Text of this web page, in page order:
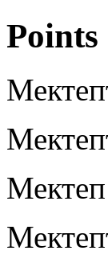
Points